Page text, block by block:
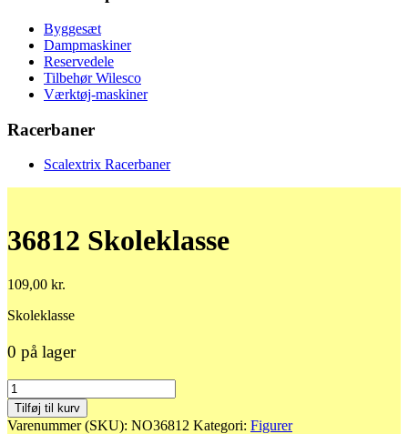
Byggesæt
Dampmaskiner
Reservedele
Tilbehør Wilesco
Værktøj-maskiner
Racerbaner
Scalextrix Racerbaner
36812 Skoleklasse
109,00 kr.
Skoleklasse
0 på lager
36812
Skoleklasse
antal
Tilføj til kurv
Varenummer (SKU): NO36812 Kategori: Figurer